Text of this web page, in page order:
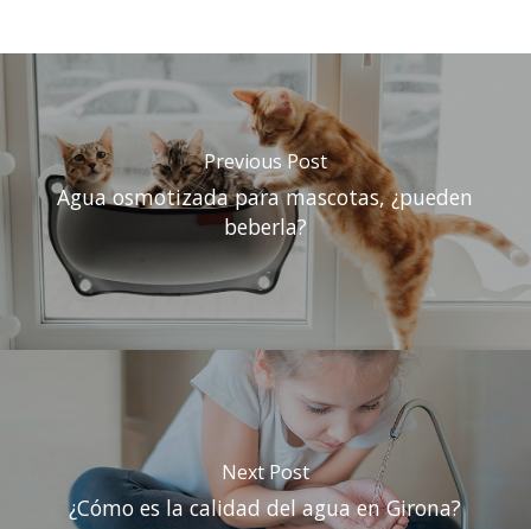
Previous Post
Agua osmotizada para mascotas, ¿pueden
beberla?
Next Post
¿Cómo es la calidad del agua en Girona?